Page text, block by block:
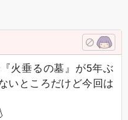
火垂るの墓』が5年ぶ
いところだけど今回は